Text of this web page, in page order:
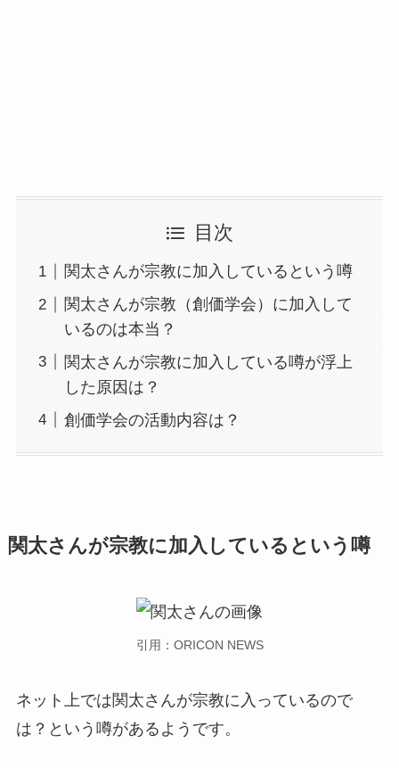
目次
関太さんが宗教に加入しているという噂
関太さんが宗教（創価学会）に加入して
いるのは本当？
関太さんが宗教に加入している噂が浮上
した原因は？
創価学会の活動内容は？
関太さんが宗教に加入しているという噂
引用：ORICON NEWS
ネット上では関太さんが宗教に入っているので
は？という噂があるようです。